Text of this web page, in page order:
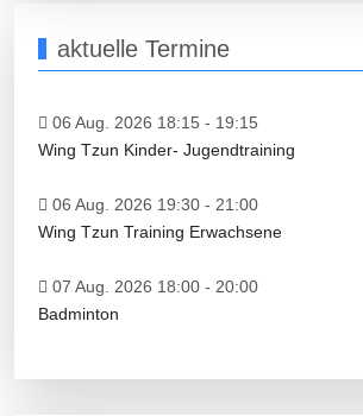
aktuelle Termine
06 Aug. 2026 18:15 - 19:15
Wing Tzun Kinder- Jugendtraining
06 Aug. 2026 19:30 - 21:00
Wing Tzun Training Erwachsene
07 Aug. 2026 18:00 - 20:00
Badminton